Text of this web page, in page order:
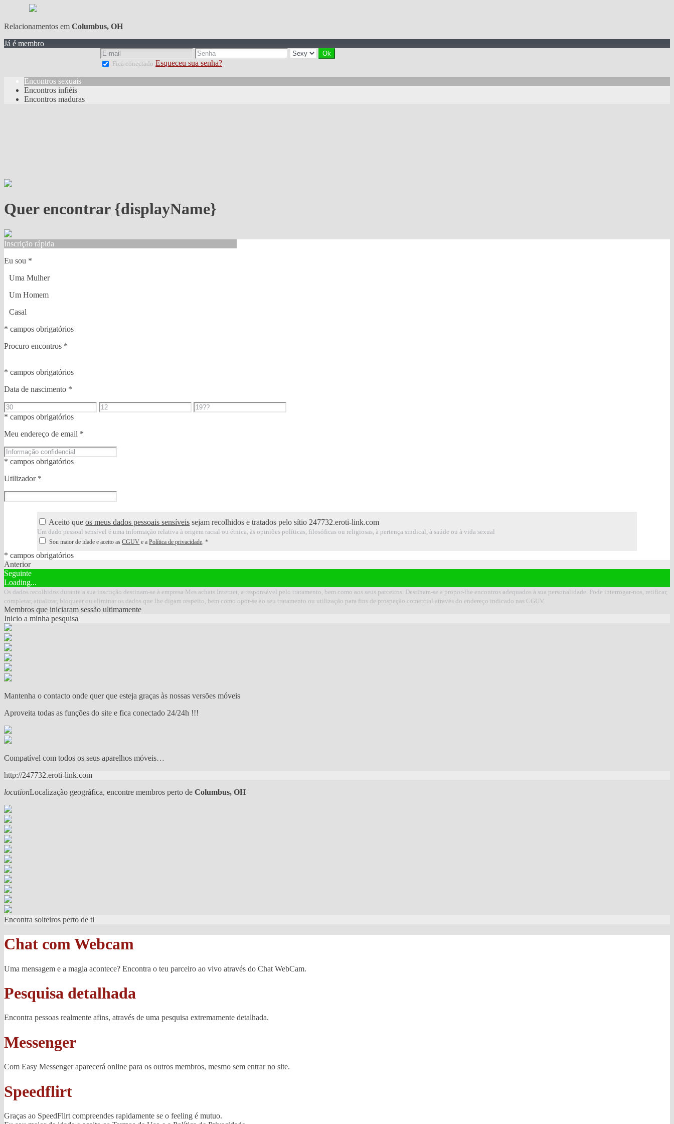
Relacionamentos em Columbus, OH
Já é membro
Fica conectado Esqueceu sua senha?
Encontros sexuais
Encontros infiéis
Encontros maduras
Quer encontrar {displayName}
Inscrição rápida
Eu sou *
Uma Mulher
Um Homem
Casal
* campos obrigatórios
Procuro encontros *
* campos obrigatórios
Data de nascimento *
* campos obrigatórios
Meu endereço de email *
* campos obrigatórios
Utilizador *
Aceito queos meus dados pessoais sensíveis sejam recolhidos e tratados pelo sítio 247732.eroti-link.com
Um dado pessoal sensível é uma informação relativa à origem racial ou étnica, às opiniões políticas, filosóficas ou religiosas, à pertença sindical, à saúde ou à vida sexual
Sou maior de idade e aceito asCGUV e aPolítica de privacidade .*
* campos obrigatórios
Anterior
Seguinte
Loading...
Os dados recolhidos durante a sua inscrição destinam-se à empresa Mes achats Internet, a responsável pelo tratamento, bem como aos seus parceiros. Destinam-se a propor-lhe encontros adequados à sua personalidade. Pode interrogar-nos, retificar,
completar, atualizar, bloquear ou eliminar os dados que lhe digam respeito, bem como opor-se ao seu tratamento ou utilização para fins de prospeção comercial através do endereço indicado nas CGUV.
Membros que iniciaram sessão ultimamente
Inicio a minha pesquisa
Mantenha o contacto onde quer que esteja graças às nossas versões móveis
Aproveita todas as funções do site e fica conectado 24/24h !!!
Compatível com todos os seus aparelhos móveis…
http://247732.eroti-link.com
locationLocalização geográfica, encontre membros perto de Columbus, OH
Encontra solteiros perto de ti
Chat com Webcam
Uma mensagem e a magia acontece? Encontra o teu parceiro ao vivo através do Chat WebCam.
Pesquisa detalhada
Encontra pessoas realmente afins, através de uma pesquisa extremamente detalhada.
Messenger
Com Easy Messenger aparecerá online para os outros membros, mesmo sem entrar no site.
Speedflirt
Graças ao SpeedFlirt compreendes rapidamente se o feeling é mutuo.